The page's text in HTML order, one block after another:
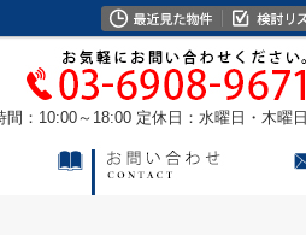
間：10:00～18:00 定休日：水曜日・木曜日